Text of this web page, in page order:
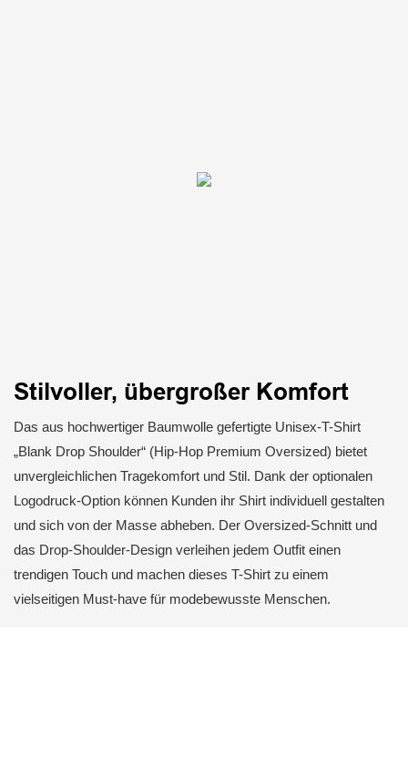
Stilvoller, übergroßer Komfort
Das aus hochwertiger Baumwolle gefertigte Unisex-T-Shirt
„Blank Drop Shoulder“ (Hip-Hop Premium Oversized) bietet
unvergleichlichen Tragekomfort und Stil. Dank der optionalen
Logodruck-Option können Kunden ihr Shirt individuell gestalten
und sich von der Masse abheben. Der Oversized-Schnitt und
das Drop-Shoulder-Design verleihen jedem Outfit einen
trendigen Touch und machen dieses T-Shirt zu einem
vielseitigen Must-have für modebewusste Menschen.